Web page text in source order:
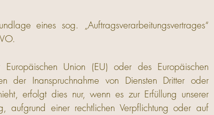
eines sog. „Auftragsverarbeitungsvertrages“
Union (EU) oder des Europäischen
der Inanspruchnahme von Diensten Dritter oder
erfolgt dies nur, wenn es zur Erfüllung unserer
aufgrund einer rechtlichen Verpflichtung oder auf